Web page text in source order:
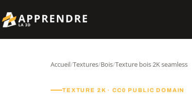
Accueil/Textures/Bois/Texture bois 2K seamless
TEXTURE 2K · CC0 PUBLIC DOMAIN